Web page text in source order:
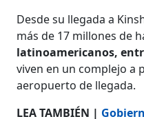
Desde su llegada a
más de 17 millones de
latinoamericanos,
viven en un complejo a
aeropuerto de llegada.
LEA TAMBIÉN |